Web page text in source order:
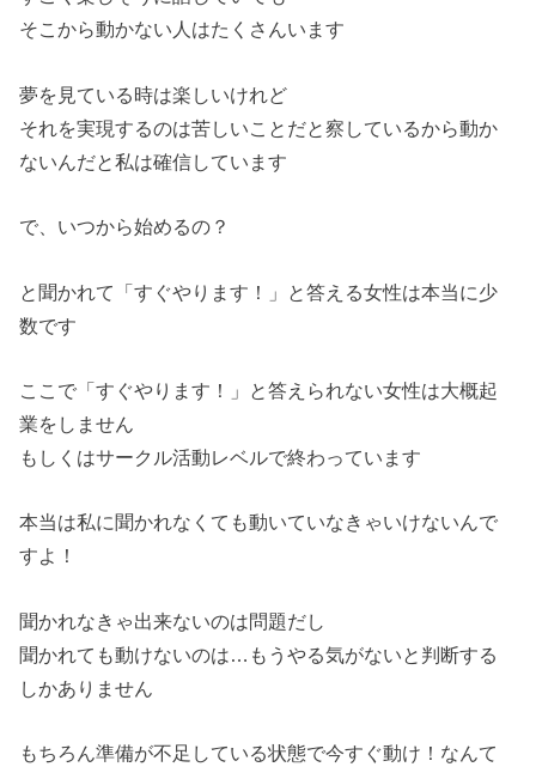
そこから動かない人はたくさんいます
夢を見ている時は楽しいけれど
それを実現するのは苦しいことだと察しているから動か
ないんだと私は確信しています
で、いつから始めるの？
と聞かれて「すぐやります！」と答える女性は本当に少
数です
ここで「すぐやります！」と答えられない女性は大概起
業をしません
もしくはサークル活動レベルで終わっています
本当は私に聞かれなくても動いていなきゃいけないんで
すよ！
聞かれなきゃ出来ないのは問題だし
聞かれても動けないのは…もうやる気がないと判断する
しかありません
もちろん準備が不足している状態で今すぐ動け！なんて